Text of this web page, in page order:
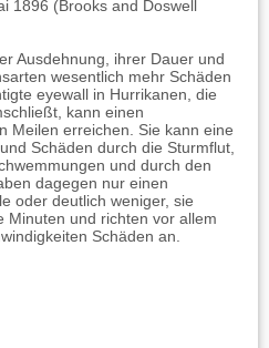
1896 (Brooks and Doswell
Ausdehnung, ihrer Dauer und
wesentlich mehr Schäden
eyewall in Hurrikanen, die
kann einen
Meilen erreichen. Sie kann eine
Schäden durch die Sturmflut,
und durch den
dagegen nur einen
oder deutlich weniger, sie
Minuten und richten vor allem
Schäden an.